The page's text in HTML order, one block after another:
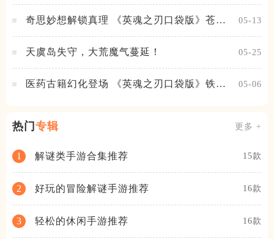
奇思妙想解锁真理 《英魂之刃口袋版》苍天
05-13
天虞岛失守，大荒魔气蔓延！ 05-25
医药古籍幻化登场 《英魂之刃口袋版》铁扇
05-06
热门 专辑 更多 +
1 解谜类手游合集推荐 15款
2 好玩的冒险解谜手游推荐 16款
3 轻松的休闲手游推荐 16款